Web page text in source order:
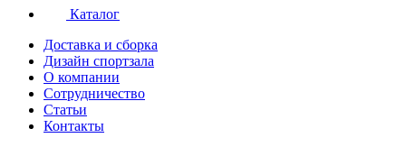
Каталог
Доставка и сборка
Дизайн спортзала
О компании
Сотрудничество
Статьи
Контакты